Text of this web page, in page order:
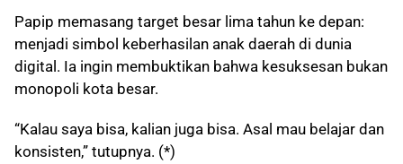
Papip memasang target besar lima tahun ke depan:
menjadi simbol keberhasilan anak daerah di dunia
digital. Ia ingin membuktikan bahwa kesuksesan bukan
monopoli kota besar.
“Kalau saya bisa, kalian juga bisa. Asal mau belajar dan
konsisten,” tutupnya. (*)